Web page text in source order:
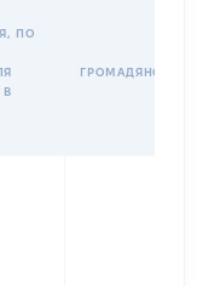
ПО
В
ГРОМАДЯНСТВО